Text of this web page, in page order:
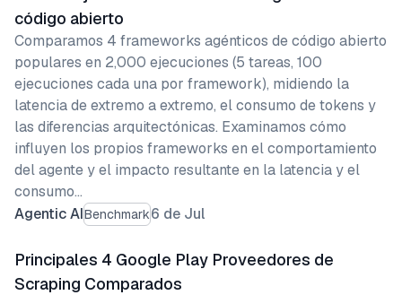
Agentic AIBenchmark6 de Jul
código abierto
Comparamos 4 frameworks agénticos de código abierto
populares en 2,000 ejecuciones (5 tareas, 100
ejecuciones cada una por framework), midiendo la
latencia de extremo a extremo, el consumo de tokens y
las diferencias arquitectónicas. Examinamos cómo
influyen los propios frameworks en el comportamiento
del agente y el impacto resultante en la latencia y el
consumo…
Principales 4 Google Play Proveedores de
Scraping Comparados